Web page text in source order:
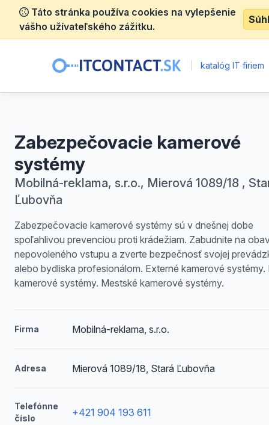
Táto stránka používa cookies na vylepšenie
vášho užívateľského zážitku.
katalóg IT firiem
Zabezpečovacie kamerové
systémy
Mobilná-reklama, s.r.o., Mierová 1089/18 ,
Ľubovňa
Zabezpečovacie kamerové systémy sú v dnešnej dobe
spoľahlivou prevenciou proti krádežiam. Zabudnite na
nepovoleného vstupu a zverte bezpečnosť svojej
alebo bydliska profesionálom. Externé kamerové systémy.
kamerové systémy. Mestské kamerové systémy.
Firma Mobilná-reklama, s.r.o.
Adresa Mierová 1089/18, Stará Ľubovňa
Telefónne
číslo
+421 904 193 611